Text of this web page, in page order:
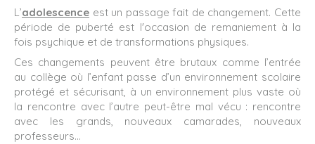
L’adolescence est un passage fait de changement. Cette
période de puberté est l'occasion de remaniement à la
fois psychique et de transformations physiques.
Ces changements peuvent être brutaux comme l’entrée
au collège où l’enfant passe d’un environnement scolaire
protégé et sécurisant, à un environnement plus vaste où
la rencontre avec l’autre peut-être mal vécu : rencontre
avec les grands, nouveaux camarades, nouveaux
professeurs…